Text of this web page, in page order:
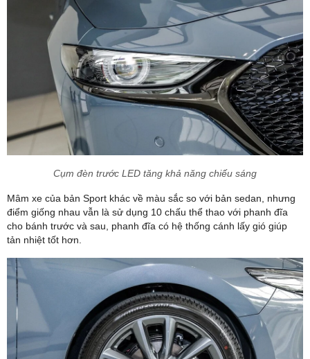
Cụm đèn trước LED tăng khả năng chiếu sáng
Mâm xe của bản Sport khác về màu sắc so với bản sedan, nhưng
điểm giống nhau vẫn là sử dụng 10 chấu thể thao với phanh đĩa
cho bánh trước và sau, phanh đĩa có hệ thống cánh lấy gió giúp
tản nhiệt tốt hơn.